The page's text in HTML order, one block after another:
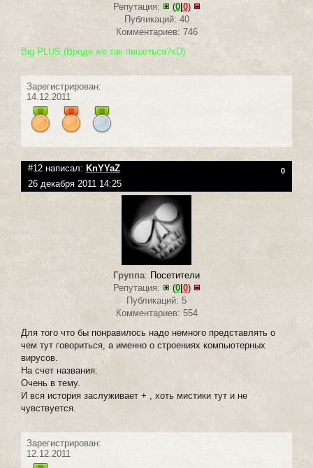
Репутация:
(0|0)
Публикаций: 40
Комментариев: 746
Big PLUS.(Вроде же так пишеться?хD)
Зарегистрирован:
14.12.2011
#12 написал: KnYYaZ 0
26 декабря 2011 14:25
Группа: Посетители
Репутация:
(0|0)
Публикаций: 5
Комментариев: 554
Для того что бы понравилось надо немного представлять о
чем тут говориться, а именно о строениях компьютерных
вирусов.
На счет названия:
Очень в тему.
И вся история заслуживает + , хоть мистики тут и не
чувствуется.
Зарегистрирован:
12.12.2011